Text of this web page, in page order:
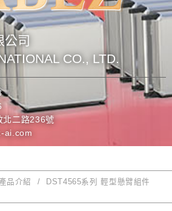
公司
CO., LTD.
二路236號
ai.com
產品介紹
DST4565系列 輕型懸臂組件